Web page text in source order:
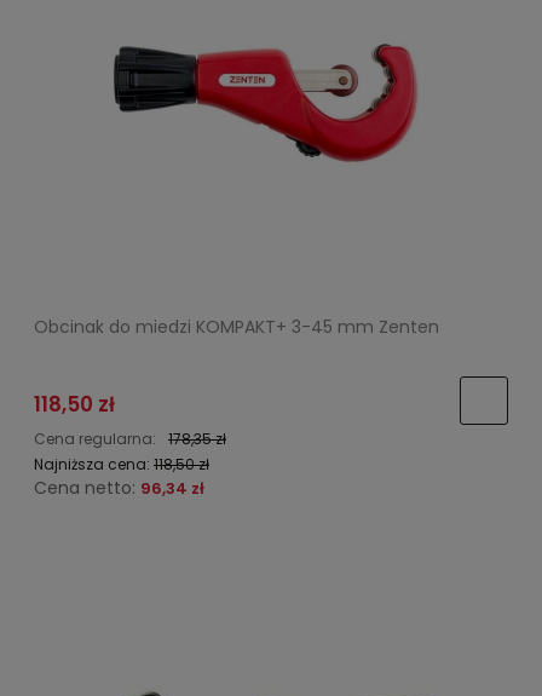
Obcinak do miedzi KOMPAKT+ 3-45 mm Zenten
118,50 zł
Cena regularna:
178,35 zł
Najniższa cena: 118,50 zł
Cena netto: 96,34 zł